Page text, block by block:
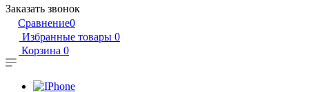
Заказать звонок
Сравнение0
Избранные товары 0
Корзина 0